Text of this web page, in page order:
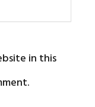
in this